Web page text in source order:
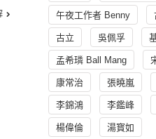
午夜工作者 Benny
古立 吳佩孚
孟希璘 Ball Mang
康常治 張曉嵐
李錦鴻 李鑑峰
楊偉倫 湯寳如